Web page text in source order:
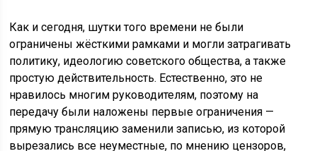
Как и сегодня, шутки того времени не были
ограничены жёсткими рамками и могли затрагивать
политику, идеологию советского общества, а также
простую действительность. Естественно, это не
нравилось многим руководителям, поэтому на
передачу были наложены первые ограничения —
прямую трансляцию заменили записью, из которой
вырезались все неуместные, по мнению цензоров,